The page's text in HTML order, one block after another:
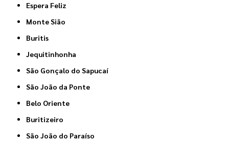
Espera Feliz
Monte Sião
Buritis
Jequitinhonha
São Gonçalo do Sapucaí
São João da Ponte
Belo Oriente
Buritizeiro
São João do Paraíso